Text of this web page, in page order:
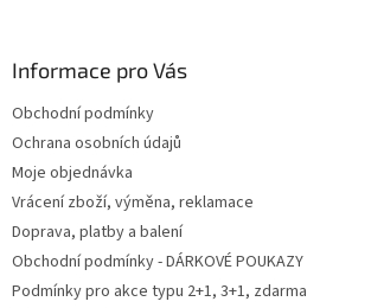
Informace pro Vás
Obchodní podmínky
Ochrana osobních údajů
Moje objednávka
Vrácení zboží, výměna, reklamace
Doprava, platby a balení
Obchodní podmínky - DÁRKOVÉ POUKAZY
Podmínky pro akce typu 2+1, 3+1, zdarma